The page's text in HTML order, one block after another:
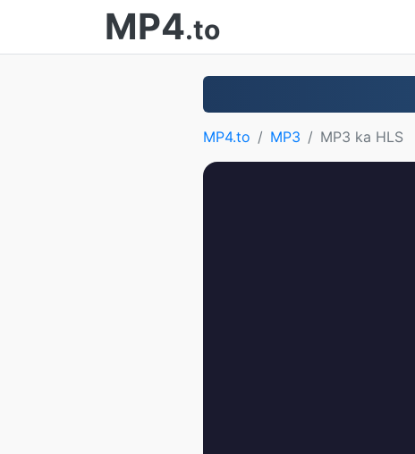
MP4.to
MP4.to MP3 MP3 ka HLS